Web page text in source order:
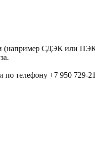
(например СДЭК или
по телефону +7 950 729-